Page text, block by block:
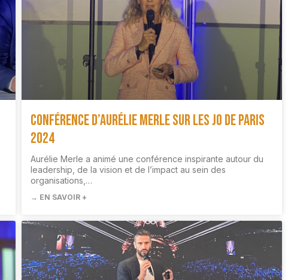
Conférence d’Aurélie Merle sur les JO de Paris
2024
Aurélie Merle a animé une conférence inspirante autour du
leadership, de la vision et de l’impact au sein des
organisations,…
→ EN SAVOIR +